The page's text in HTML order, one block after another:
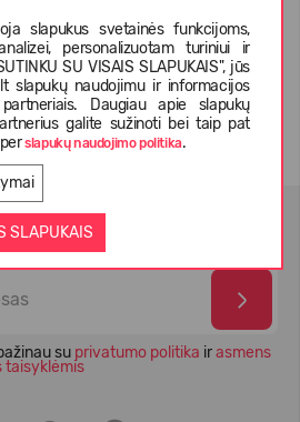
slapukus svetainės funkcijoms,
personalizuotam turiniui ir
SU VISAIS SLAPUKAIS", jūs
slapukų naudojimu ir informacijos
Daugiau apie slapukų
galite sužinoti bei taip pat
slapukų naudojimo politika.
SLAPUKAIS
su privatumo politika irasmens
taisyklėmis